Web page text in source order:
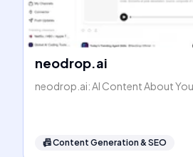
neodrop.ai
neodrop.ai: AI Content About
📠Content Generation & SEO